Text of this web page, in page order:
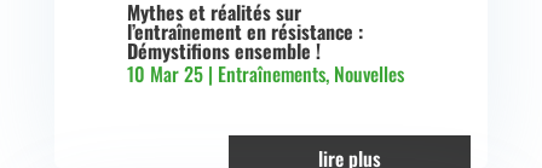
Mythes et réalités sur
l’entraînement en résistance :
Démystifions ensemble !
10 Mar 25| Entraînements, Nouvelles
lire plus